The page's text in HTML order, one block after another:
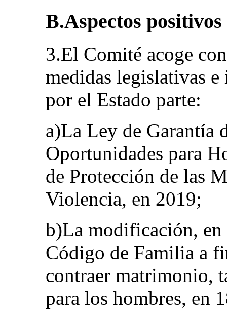
B.Aspectos positivos
3.El Comité acoge
medidas legislativas
por el Estado parte:
a)La Ley de Garantía
Oportunidades para
de Protección de las
Violencia, en 2019;
b)La modificación,
Código de Familia a
contraer matrimonio,
para los hombres, en